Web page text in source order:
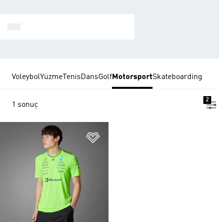
VoleybolYüzmeTenisDansGolfMotorsportSkateboarding
1 sonuç
2